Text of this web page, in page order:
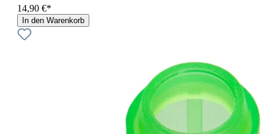
14,90 €*
In den Warenkorb